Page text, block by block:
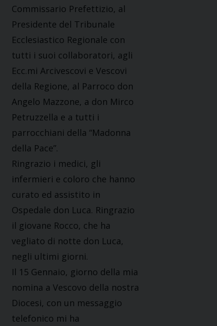
Commissario Prefettizio, al
Presidente del Tribunale
Ecclesiastico Regionale con
tutti i suoi collaboratori, agli
Ecc.mi Arcivescovi e Vescovi
della Regione, al Parroco don
Angelo Mazzone, a don Mirco
Petruzzella e a tutti i
parrocchiani della “Madonna
della Pace”.
Ringrazio i medici, gli
infermieri e coloro che hanno
curato ed assistito in
Ospedale don Luca. Ringrazio
il giovane Rocco, che ha
vegliato di notte don Luca,
negli ultimi giorni.
Il 15 Gennaio, giorno della mia
nomina a Vescovo della nostra
Diocesi, con un messaggio
telefonico mi ha